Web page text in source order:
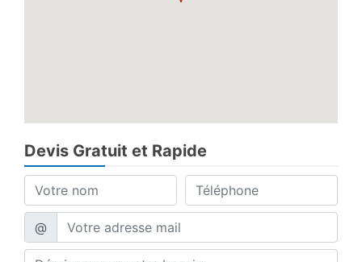
Devis Gratuit et Rapide
@